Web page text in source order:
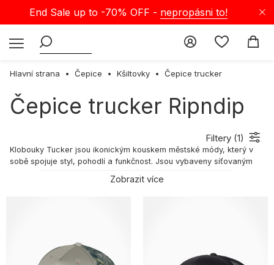
End Sale up to -70% OFF - nepropásni to!
Hlavní strana Čepice Kšiltovky Čepice trucker
Čepice trucker Ripndip
Filtery (1)
Klobouky Tucker jsou ikonickým kouskem městské módy, který v
sobě spojuje styl, pohodlí a funkčnost. Jsou vybaveny síťovaným
ideální volbou pro horké dny.
trucker: K černé kšiltovce trucker s klasickým logem na přední
straně se hodí bílé tričko s potiskem a jednoduché džíny ve vintage
Zobrazit více